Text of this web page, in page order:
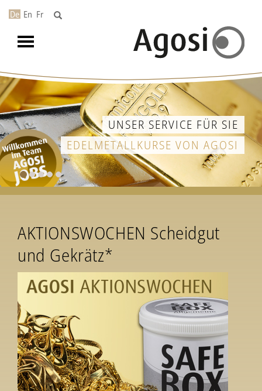
De En Fr
Toggle
navigation
UNSER SERVICE FÜR SIE
EDELMETALLKURSE VON AGOSI
AKTIONSWOCHEN Scheidgut
und Gekrätz*